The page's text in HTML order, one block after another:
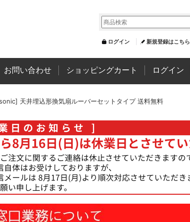
ログイン 新規登録はこちら
お問い合わせ ショッピングカート ログイン
天井埋込形換気扇ルーバーセットタイプ 送料無料